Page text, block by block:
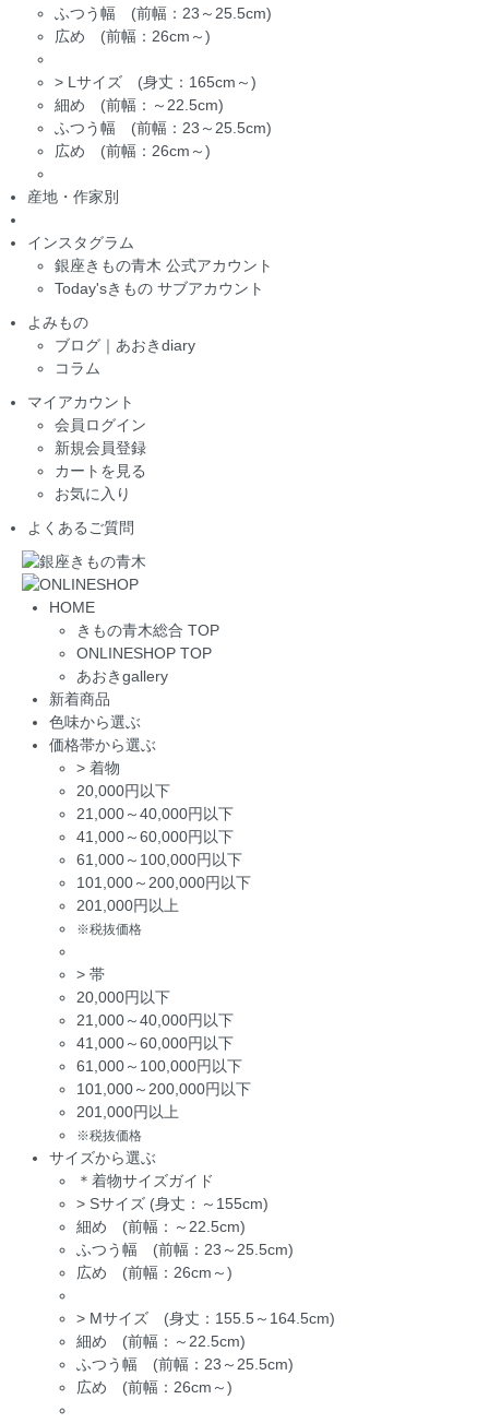
ふつう幅 (前幅：23～25.5cm)
広め (前幅：26cm～)
> Lサイズ (身丈：165cm～)
細め (前幅：～22.5cm)
ふつう幅 (前幅：23～25.5cm)
広め (前幅：26cm～)
産地・作家別
インスタグラム
銀座きもの青木 公式アカウント
Today'sきもの サブアカウント
よみもの
ブログ｜あおきdiary
コラム
マイアカウント
会員ログイン
新規会員登録
カートを見る
お気に入り
よくあるご質問
HOME
きもの青木総合 TOP
ONLINESHOP TOP
あおきgallery
新着商品
色味から選ぶ
価格帯から選ぶ
> 着物
20,000円以下
21,000～40,000円以下
41,000～60,000円以下
61,000～100,000円以下
101,000～200,000円以下
201,000円以上
※税抜価格
> 帯
20,000円以下
21,000～40,000円以下
41,000～60,000円以下
61,000～100,000円以下
101,000～200,000円以下
201,000円以上
※税抜価格
サイズから選ぶ
＊着物サイズガイド
> Sサイズ (身丈：～155cm)
細め (前幅：～22.5cm)
ふつう幅 (前幅：23～25.5cm)
広め (前幅：26cm～)
> Mサイズ (身丈：155.5～164.5cm)
細め (前幅：～22.5cm)
ふつう幅 (前幅：23～25.5cm)
広め (前幅：26cm～)